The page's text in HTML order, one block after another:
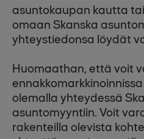
asuntokaupan kautta
omaan Skanska
yhteystiedonsa löydät
Huomaathan, että voit
olemalla yhteydessä
asuntomyyntiin. Voit
rakenteilla olevista